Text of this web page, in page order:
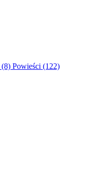
(8) Powieści (122)